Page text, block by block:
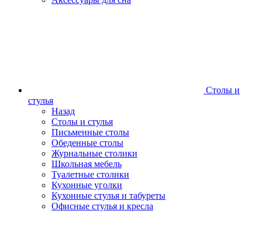
Столы и
стулья
Назад
Столы и стулья
Письменные столы
Обеденные столы
Журнальные столики
Школьная мебель
Туалетные столики
Кухонные уголки
Кухонные стулья и табуреты
Офисные стулья и кресла